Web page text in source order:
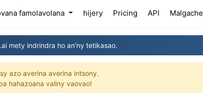
famolavolana hijery Pricing API Malgache
mety indrindra ho an'ny tetikasao.
azo averina averina intsony.
hahazoana valiny vaovao!